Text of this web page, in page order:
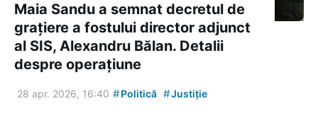
Maia Sandu a semnat decretul de
grațiere a fostului director adjunct
al SIS, Alexandru Bălan. Detalii
despre operațiune
28 apr. 2026, 16:40 #Politică #Justiție